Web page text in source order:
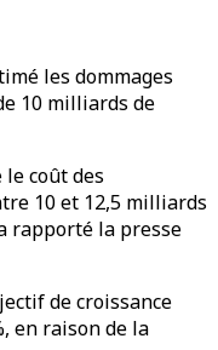
les dommages
10 milliards de
coût des
10 et 12,5 milliards
rapporté la presse
de croissance
en raison de la